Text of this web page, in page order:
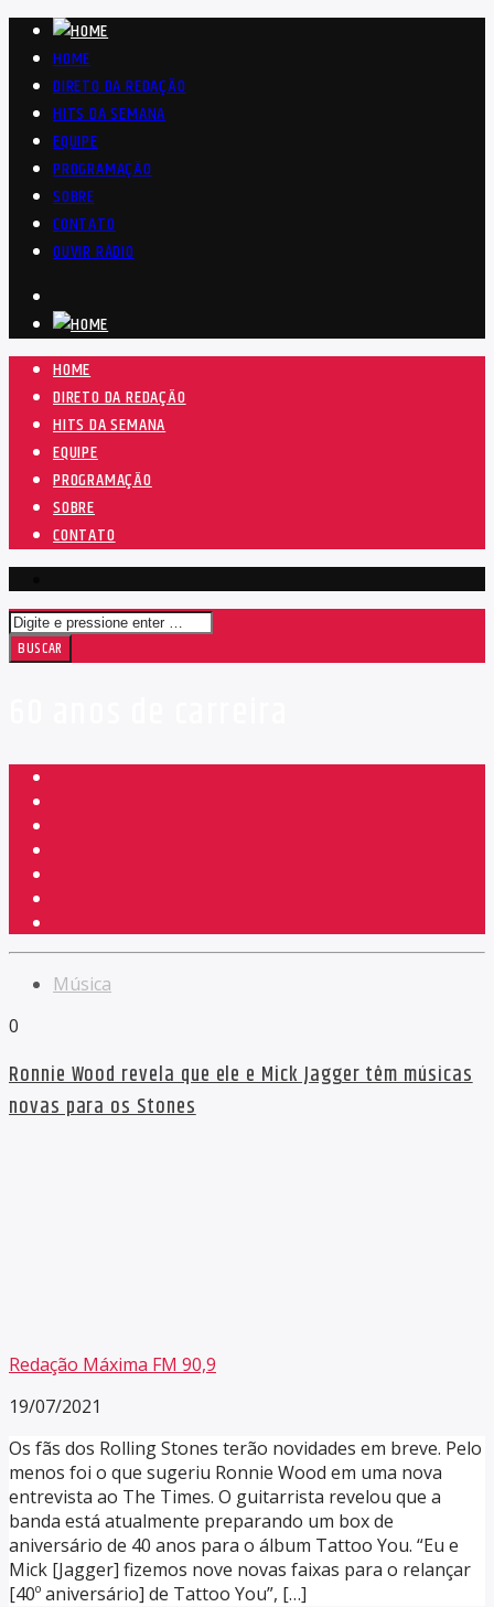
HOME
DIRETO DA REDAÇÃO
HITS DA SEMANA
EQUIPE
PROGRAMAÇÃO
SOBRE
CONTATO
OUVIR RÁDIO
HOME
DIRETO DA REDAÇÃO
HITS DA SEMANA
EQUIPE
PROGRAMAÇÃO
SOBRE
CONTATO
Música
0
Ronnie Wood revela que ele e Mick Jagger têm músicas
novas para os Stones
Redação Máxima FM 90,9
19/07/2021
Os fãs dos Rolling Stones terão novidades em breve. Pelo
menos foi o que sugeriu Ronnie Wood em uma nova
entrevista ao The Times. O guitarrista revelou que a
banda está atualmente preparando um box de
aniversário de 40 anos para o álbum Tattoo You. “Eu e
Mick [Jagger] fizemos nove novas faixas para o relançar
[40º aniversário] de Tattoo You”, […]